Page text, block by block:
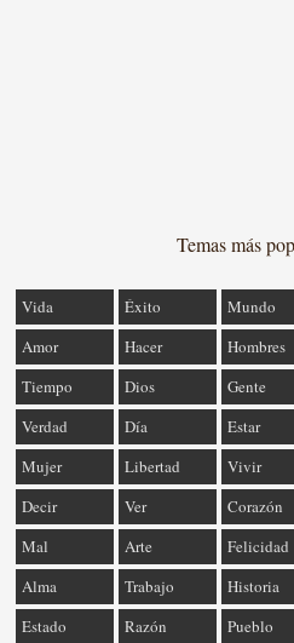
Temas más
Vida Éxito Mundo
Amor
Hacer Hombres
Tiempo
Dios Gente
Verdad
Día Estar
Mujer
Libertad Vivir
Decir
Ver Corazón
Mal
Arte Felicidad
Alma
Trabajo Historia
Estado
Razón Pueblo